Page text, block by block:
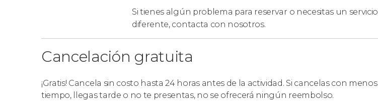
Si tienes algún problema para reservar o necesitas un servicio
diferente, contacta con nosotros.
Cancelación gratuita
¡Gratis! Cancela sin costo hasta 24 horas antes de la actividad. Si cancelas con menos
tiempo, llegas tarde o no te presentas, no se ofrecerá ningún reembolso.